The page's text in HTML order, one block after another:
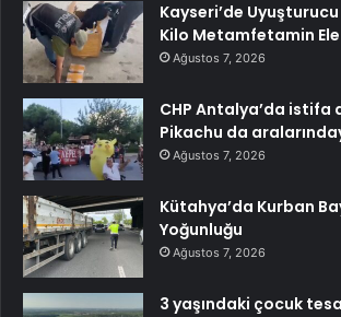
Kayseri’de
Kilo Metamfetamin
Ağustos 7, 2026
CHP Antalya’da istifa
Pikachu da
Ağustos 7, 2026
Kütahya’da Kurban
Yoğunluğu
Ağustos 7, 2026
3 yaşındaki çocuk